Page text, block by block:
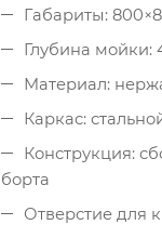
Габариты:
Глубина мойки:
Материал:
Каркас:
Конструкция:
борта
Отверстие для